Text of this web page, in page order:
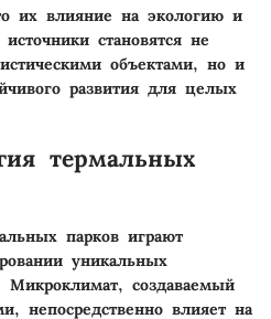
их влияние на экологию и
становятся не
объектами, но и
развития для целых
термальных
парков играют
уникальных
Микроклимат, создаваемый
непосредственно влияет на